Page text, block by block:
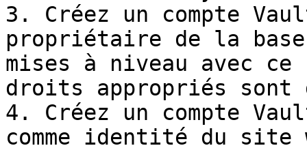
3. Créez un compte
propriétaire de la
mises à niveau avec
droits appropriés sont
4. Créez un compte
comme identité du site